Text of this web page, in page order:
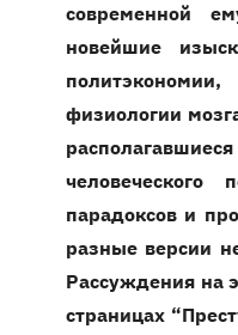
современной
новейшие
физиологии
человеческого
парадоксов и
разные версии
Рассуждения на
страницах